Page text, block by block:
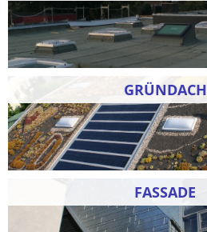
GRÜNDACH
FASSADE